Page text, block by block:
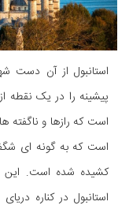
استانبول از آن دست
پیشینه را در یک نقطه
است که رازها و ناگفته
است که به گونه ای
کشیده شده است. این
استانبول در کناره